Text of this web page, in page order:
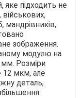
яке підходить не
військових,
мандрівників,
зображення.
модулю на
мм. Розміри
12 мкм, але
деталь,